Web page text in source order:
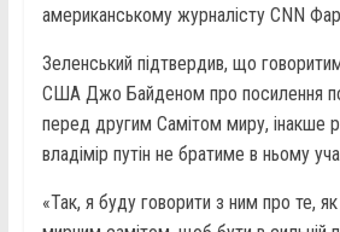
американському журналісту CNN
Зеленський підтвердив, що
США Джо Байденом про посилення
перед другим Самітом миру, інакше
владімір путін не братиме в ньому
«Так, я буду говорити з ним про те,